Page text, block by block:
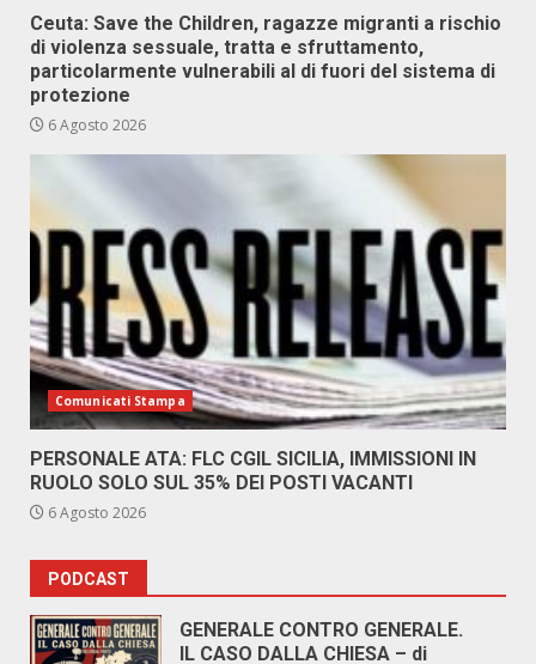
Ceuta: Save the Children, ragazze migranti a rischio
di violenza sessuale, tratta e sfruttamento,
particolarmente vulnerabili al di fuori del sistema di
protezione
6 Agosto 2026
Comunicati Stampa
PERSONALE ATA: FLC CGIL SICILIA, IMMISSIONI IN
RUOLO SOLO SUL 35% DEI POSTI VACANTI
6 Agosto 2026
PODCAST
GENERALE CONTRO GENERALE.
IL CASO DALLA CHIESA – di